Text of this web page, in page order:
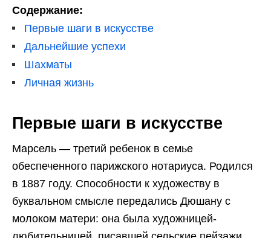
Содержание:
Первые шаги в искусстве
Дальнейшие успехи
Шахматы
Личная жизнь
Первые шаги в искусстве
Марсель — третий ребенок в семье
обеспеченного парижского нотариуса. Родился
в 1887 году. Способности к художеству в
буквальном смысле передались Дюшану с
молоком матери: она была художницей-